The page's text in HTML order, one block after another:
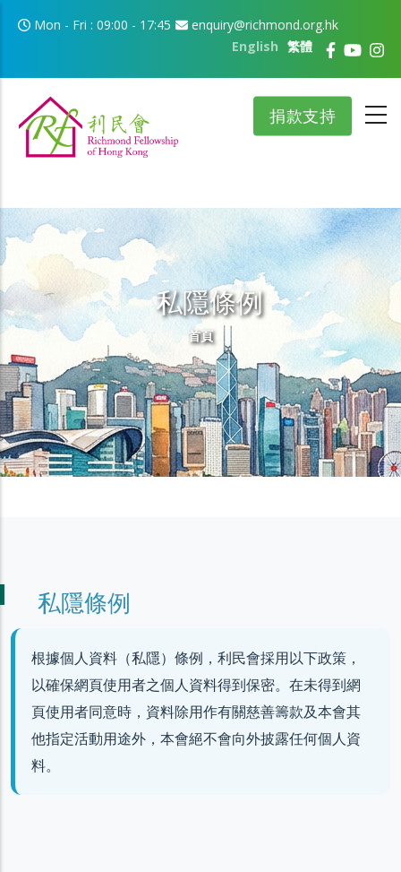
移至主內容
Mon - Fri : 09:00 - 17:45
enquiry@richmond.org.hk
繁體
English
捐款支持
私隱條例
導航連結
首頁
私隱條例
根據個人資料（私隱）條例，利民會採用以下政策，
以確保網頁使用者之個人資料得到保密。在未得到網
頁使用者同意時，資料除用作有關慈善籌款及本會其
他指定活動用途外，本會絕不會向外披露任何個人資
料。